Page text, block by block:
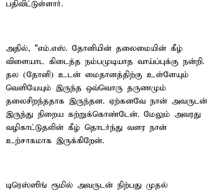
பதிவிட்டுள்ளார்.
அதில், "எம்.எஸ். தோனியின் தலைமையின் கீழ்
விளையாட கிடைத்த நம்பமுடியாத வாய்ப்புக்கு நன்றி.
தல (தோனி) உடன் மைதானத்திற்கு உள்ளேயும்
வெளியேயும் இருந்த ஒவ்வொரு தருணமும்
தலைசிறந்ததாக இருந்தன. ஏற்கனவே நான் அவருடன்
இருந்து நிறைய கற்றுக்கொண்டேன். மேலும் அவரது
வழிகாட்டுதலின் கீழ் தொடர்ந்து வளர நான்
உற்சாகமாக இருக்கிறேன்.
டிரெஸ்ஸிங் ரூமில் அவருடன் நிற்பது முதல்